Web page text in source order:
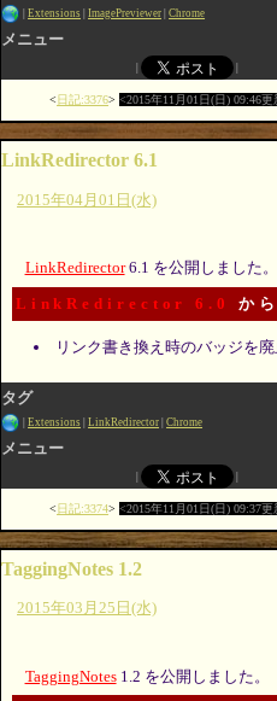
Extensions ImagePreviewer Chrome
メニュー
日記:3376 2015年11月01日(日) 09:46更
LinkRedirector 6.1
2015年04月01日(水)
LinkRedirector6.1 を公開しました。
LinkRedirector 6.0 か
リンク書き換え時のバッジを
タグ
Extensions LinkRedirector Chrome
メニュー
日記:3374 2015年11月01日(日) 09:37更
TaggingNotes 1.2
2015年03月25日(水)
TaggingNotes1.2 を公開しました。